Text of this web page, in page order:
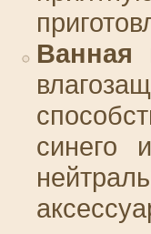
Ванная
синего